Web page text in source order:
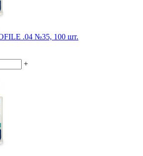
.04 №35, 100 шт.
+